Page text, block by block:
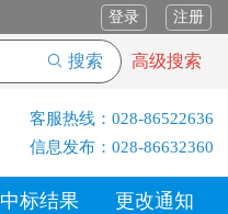
登录 注册
搜索 高级搜索
客服热线： 028-86522636
信息发布： 028-86632360
中标结果 更改通知